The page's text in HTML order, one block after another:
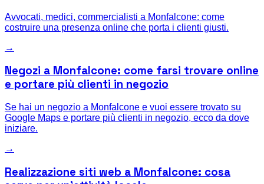
Avvocati, medici, commercialisti a Monfalcone: come
costruire una presenza online che porta i clienti giusti.
→
Negozi a Monfalcone: come farsi trovare online
e portare più clienti in negozio
Se hai un negozio a Monfalcone e vuoi essere trovato su
Google Maps e portare più clienti in negozio, ecco da dove
iniziare.
→
Realizzazione siti web a Monfalcone: cosa